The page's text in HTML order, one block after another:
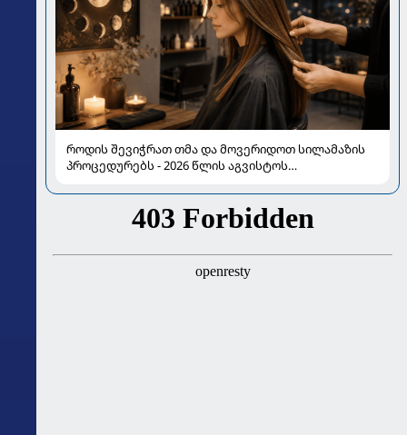
როდის შევიჭრათ თმა და მოვერიდოთ სილამაზის
პროცედურებს - 2026 წლის აგვისტოს